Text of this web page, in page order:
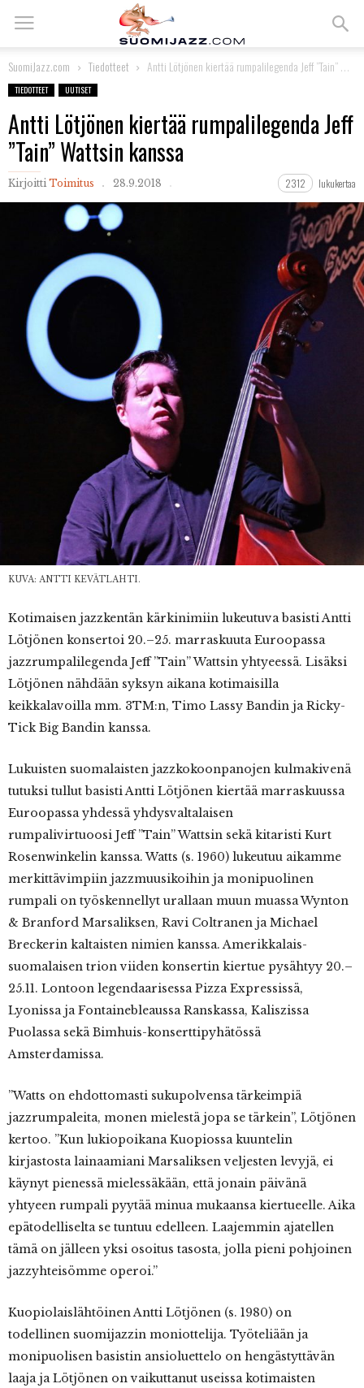
SuomiJazz.com Tiedotteet Antti Lötjönen kiertää rumpalilegenda Jeff ”Tain” Wattsin kanssa
TIEDOTTEET UUTISET
Antti Lötjönen kiertää rumpalilegenda Jeff
”Tain” Wattsin kanssa
Kirjoitti Toimitus 28.9.2018 2312 lukukertaa
KUVA: ANTTI KEVÄTLAHTI.
Kotimaisen jazzkentän kärkinimiin lukeutuva basisti Antti
Lötjönen konsertoi 20.–25. marraskuuta Euroopassa
jazzrumpalilegenda Jeff ”Tain” Wattsin yhtyeessä. Lisäksi
Lötjönen nähdään syksyn aikana kotimaisilla
keikkalavoilla mm. 3TM:n, Timo Lassy Bandin ja Ricky-
Tick Big Bandin kanssa.
Lukuisten suomalaisten jazzkokoonpanojen kulmakivenä
tutuksi tullut basisti Antti Lötjönen kiertää marraskuussa
Euroopassa yhdessä yhdysvaltalaisen
rumpalivirtuoosi Jeff ”Tain” Wattsin sekä kitaristi Kurt
Rosenwinkelin kanssa. Watts (s. 1960) lukeutuu aikamme
merkittävimpiin jazzmuusikoihin ja monipuolinen
rumpali on työskennellyt urallaan muun muassa Wynton
& Branford Marsaliksen, Ravi Coltranen ja Michael
Breckerin kaltaisten nimien kanssa. Amerikkalais-
suomalaisen trion viiden konsertin kiertue pysähtyy 20.–
25.11. Lontoon legendaarisessa Pizza Expressissä,
Lyonissa ja Fontainebleaussa Ranskassa, Kaliszissa
Puolassa sekä Bimhuis-konserttipyhätössä
Amsterdamissa.
”Watts on ehdottomasti sukupolvensa tärkeimpiä
jazzrumpaleita, monen mielestä jopa se tärkein”, Lötjönen
kertoo. ”Kun lukiopoikana Kuopiossa kuuntelin
kirjastosta lainaamiani Marsaliksen veljesten levyjä, ei
käynyt pienessä mielessäkään, että jonain päivänä
yhtyeen rumpali pyytää minua mukaansa kiertueelle. Aika
epätodelliselta se tuntuu edelleen. Laajemmin ajatellen
tämä on jälleen yksi osoitus tasosta, jolla pieni pohjoinen
jazzyhteisömme operoi.”
Kuopiolaislähtöinen Antti Lötjönen (s. 1980) on
todellinen suomijazzin moniottelija. Työteliään ja
monipuolisen basistin ansioluettelo on hengästyttävän
laaja ja Lötjönen on vaikuttanut useissa kotimaisten